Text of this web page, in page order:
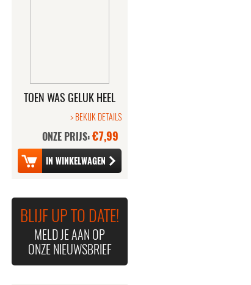
TOEN WAS GELUK HEEL
GEWOON - DE FILM
> BEKIJK DETAILS
ONZE PRIJS:€7,99
BLIJF UP TO DATE!
MELD JE AAN OP
ONZE NIEUWSBRIEF